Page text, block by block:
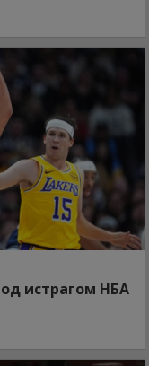
истрагом НБА